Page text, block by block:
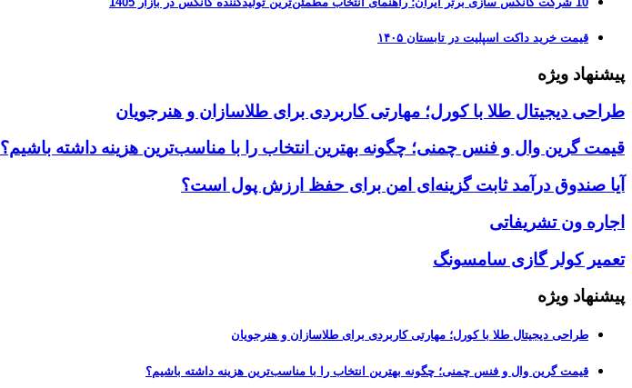
قیمت خرید داکت اسپلیت در تابستان ۱۴۰۵
پیشنهاد ویژه
طراحی دیجیتال طلا با کورل؛ مهارتی کاربردی برای طلاسازان و هنرجویان
قیمت گرین وال و فنس چمنی؛ چگونه بهترین انتخاب را با مناسب‌ترین هزینه داشته باشیم؟
آیا صندوق درآمد ثابت گزینه‌ای امن برای حفظ ارزش پول است؟
اجاره ون تشریفاتی
تعمیر کولر گازی سامسونگ
پیشنهاد ویژه
طراحی دیجیتال طلا با کورل؛ مهارتی کاربردی برای طلاسازان و هنرجویان
قیمت گرین وال و فنس چمنی؛ چگونه بهترین انتخاب را با مناسب‌ترین هزینه داشته باشیم؟